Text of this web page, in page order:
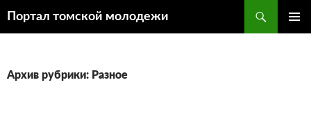
Портал томской молодежи
Архив рубрики: Разное